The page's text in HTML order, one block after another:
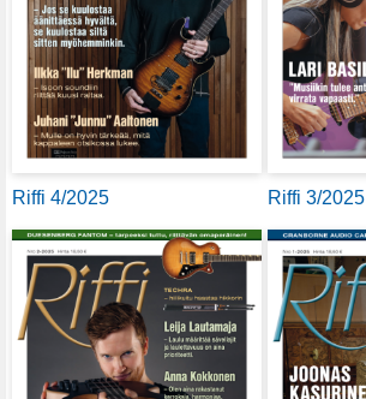
Riffi 4/2025 Riffi 3/2025